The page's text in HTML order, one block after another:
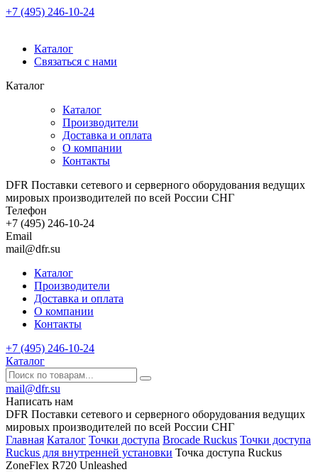
+7 (495) 246-10-24
Каталог
Связаться с нами
Каталог
Каталог
Производители
Доставка и оплата
О компании
Контакты
DFR Поставки сетевого и серверного оборудования ведущих
мировых производителей по всей России СНГ
Телефон
+7 (495) 246-10-24
Email
mail@dfr.su
Каталог
Производители
Доставка и оплата
О компании
Контакты
+7 (495) 246-10-24
Каталог
mail@dfr.su
Написать нам
DFR Поставки сетевого и серверного оборудования ведущих
мировых производителей по всей России СНГ
Главная Каталог Точки доступа Brocade Ruckus Точки доступа
Ruckus для внутренней установки Точка доступа Ruckus
ZoneFlex R720 Unleashed